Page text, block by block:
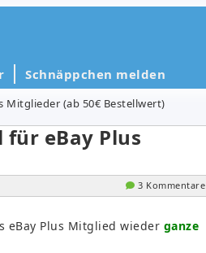
Schnäppchen melden
Mitglieder (ab 50€ Bestellwert)
für eBay Plus
3 Kommentare
eBay Plus Mitglied wieder ganze